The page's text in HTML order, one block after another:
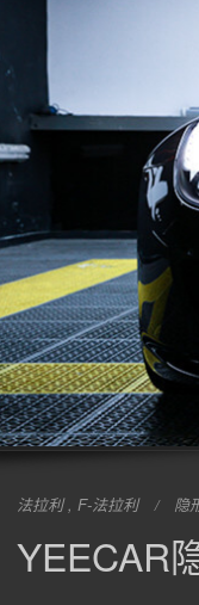
法拉利 , F-法拉利 隐
YEECAR